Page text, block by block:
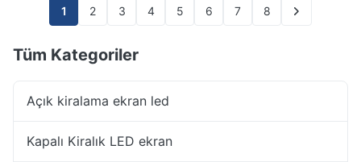
1 2 3 4 5 6 7 8
Tüm Kategoriler
Açık kiralama ekran led
Kapalı Kiralık LED ekran